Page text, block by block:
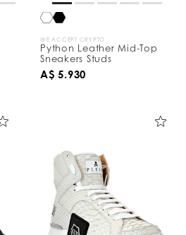
WE ACCEPT CRYPTO
Python Leather Mid-Top
Sneakers Studs
A$ 5.930